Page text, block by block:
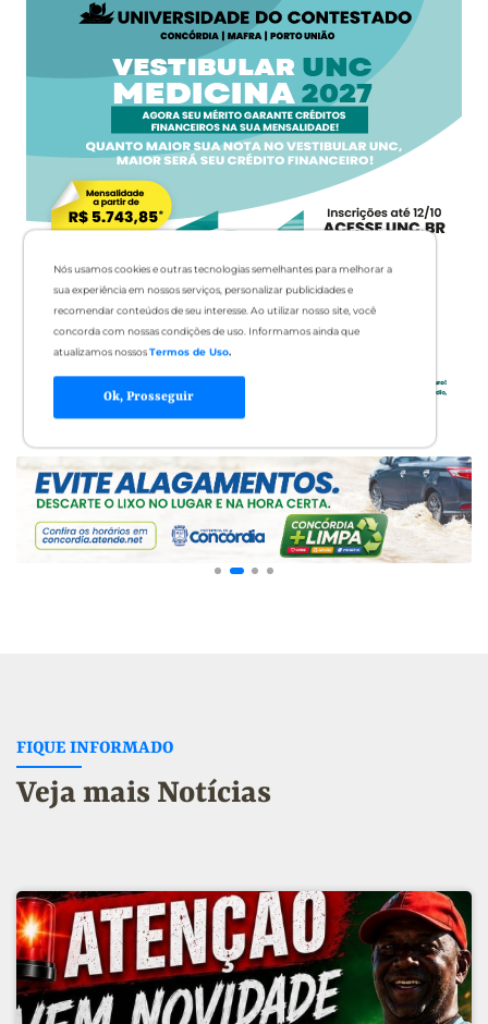
Nós usamos cookies e outras tecnologias semelhantes para melhorar a
sua experiência em nossos serviços, personalizar publicidades e
recomendar conteúdos de seu interesse. Ao utilizar nosso site, você
concorda com nossas condições de uso. Informamos ainda que
atualizamos nossosTermos de Uso.
Ok, Prosseguir
FIQUE INFORMADO
Veja mais Notícias